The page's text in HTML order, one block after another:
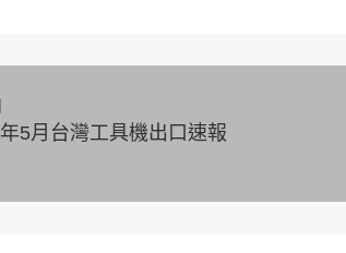
5月台灣工具機出口速報